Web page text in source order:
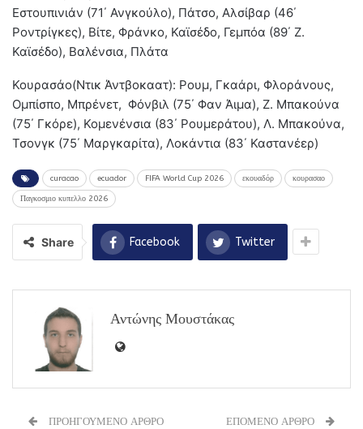
Εστουπινιάν (71΄ Ανγκούλο), Πάτσο, Αλσίβαρ (46΄
Ροντρίγκες), Βίτε, Φράνκο, Καϊσέδο, Γεμπόα (89΄ Ζ.
Καϊσέδο), Βαλένσια, Πλάτα
Κουρασάο(Ντικ Άντβοκαατ): Ρουμ, Γκαάρι, Φλοράνους,
Ομπίσπο, Μπρένετ, Φόνβιλ (75΄ Φαν Άιμα), Ζ. Μπακούνα
(75΄ Γκόρε), Κομενένσια (83΄ Ρουμεράτου), Λ. Μπακούνα,
Τσονγκ (75΄ Μαργκαρίτα), Λοκάντια (83΄ Καστανέερ)
curacao ecuador FIFA World Cup 2026 εκουαδόρ κουρασαο
Παγκοσμιο κυπελλο 2026
Share Facebook Twitter
Αντώνης Μουστάκας
ΠΡΟΗΓΟΥΜΕΝΟ ΑΡΘΡΟ ΕΠΟΜΕΝΟ ΑΡΘΡΟ